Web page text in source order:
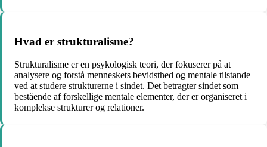
Hvad er strukturalisme?
Strukturalisme er en psykologisk teori, der fokuserer på at
analysere og forstå menneskets bevidsthed og mentale tilstande
ved at studere strukturerne i sindet. Det betragter sindet som
bestående af forskellige mentale elementer, der er organiseret i
komplekse strukturer og relationer.